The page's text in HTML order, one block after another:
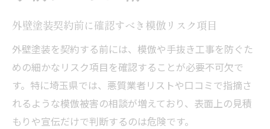
外壁塗装契約前に確認すべき模倣リスク項目
外壁塗装を契約する前には、模倣や手抜き工事を防ぐた
めの細かなリスク項目を確認することが必要不可欠で
す。特に埼玉県では、悪質業者リストや口コミで指摘さ
れるような模倣被害の相談が増えており、表面上の見積
もりや宣伝だけで判断するのは危険です。